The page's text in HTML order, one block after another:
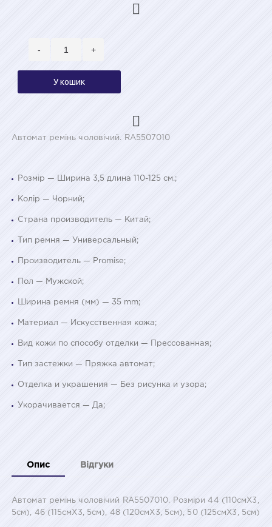
- +
У кошик
Автомат ремінь чоловічий. RA5507010
Розмір — Ширина 3,5 длина 110-125 см.;
Колір — Чорний;
Страна производитель — Китай;
Тип ремня — Универсальный;
Производитель — Promise;
Пол — Мужской;
Ширина ремня (мм) — 35 mm;
Материал — Искусственная кожа;
Вид кожи по способу отделки — Прессованная;
Тип застежки — Пряжка автомат;
Отделка и украшения — Без рисунка и узора;
Укорачивается — Да;
Опис Відгуки
Автомат ремінь чоловічий RA5507010. Розміри 44 (110смХ3,
5см), 46 (115смХ3, 5см), 48 (120смХ3, 5см), 50 (125смХ3, 5см)